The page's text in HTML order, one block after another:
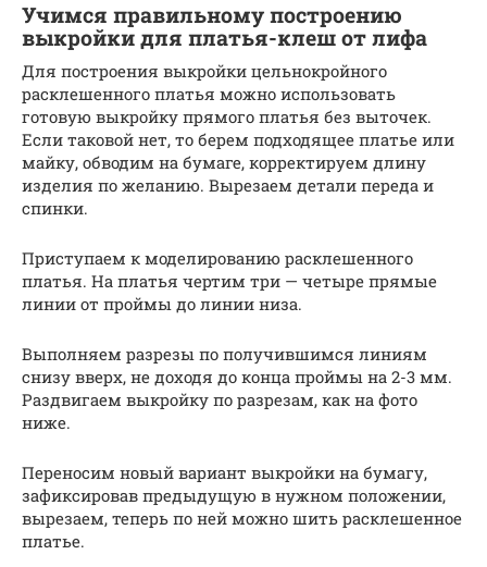
Учимся правильному построению
выкройки для платья-клеш от лифа
Для построения выкройки цельнокройного
расклешенного платья можно использовать
готовую выкройку прямого платья без выточек.
Если таковой нет, то берем подходящее платье или
майку, обводим на бумаге, корректируем длину
изделия по желанию. Вырезаем детали переда и
спинки.
Приступаем к моделированию расклешенного
платья. На платья чертим три — четыре прямые
линии от проймы до линии низа.
Выполняем разрезы по получившимся линиям
снизу вверх, не доходя до конца проймы на 2-3 мм.
Раздвигаем выкройку по разрезам, как на фото
ниже.
Переносим новый вариант выкройки на бумагу,
зафиксировав предыдущую в нужном положении,
вырезаем, теперь по ней можно шить расклешенное
платье.